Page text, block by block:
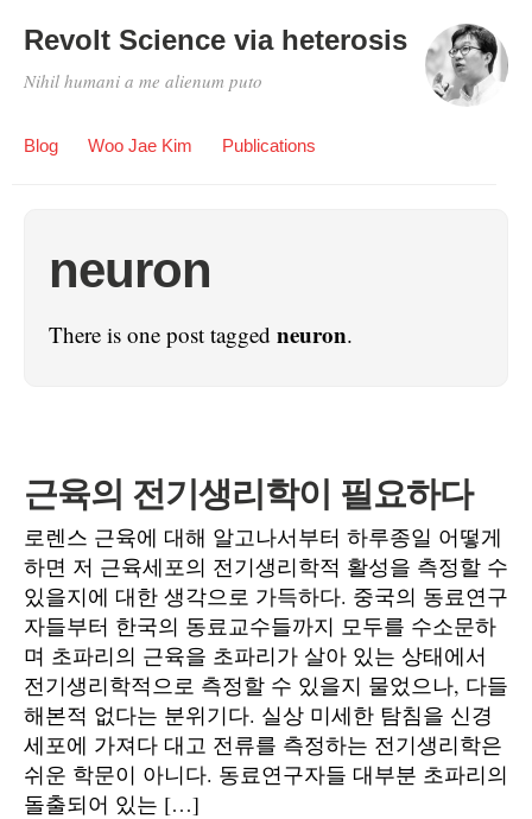
Revolt Science via heterosis
Nihil humani a me alienum puto
Blog Woo Jae Kim Publications
neuron
There is one post tagged neuron.
근육의 전기생리학이 필요하다
로렌스 근육에 대해 알고나서부터 하루종일 어떻게
하면 저 근육세포의 전기생리학적 활성을 측정할 수
있을지에 대한 생각으로 가득하다. 중국의 동료연구
자들부터 한국의 동료교수들까지 모두를 수소문하
며 초파리의 근육을 초파리가 살아 있는 상태에서
전기생리학적으로 측정할 수 있을지 물었으나, 다들
해본적 없다는 분위기다. 실상 미세한 탐침을 신경
세포에 가져다 대고 전류를 측정하는 전기생리학은
쉬운 학문이 아니다. 동료연구자들 대부분 초파리의
돌출되어 있는 […]